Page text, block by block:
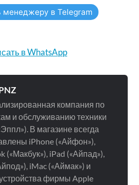
менеджеру в Telegram
в WhatsApp
компания по
и обслуживанию техники
В магазине всегда
iPhone («Айфон»),
(«Макбук»), iPad («Айпад»),
iMac («Аймак») и
фирмы Apple